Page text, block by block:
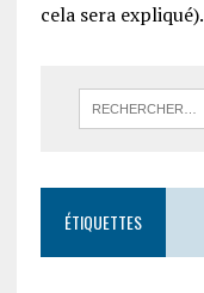
cela sera expliqué).
ÉTIQUETTES